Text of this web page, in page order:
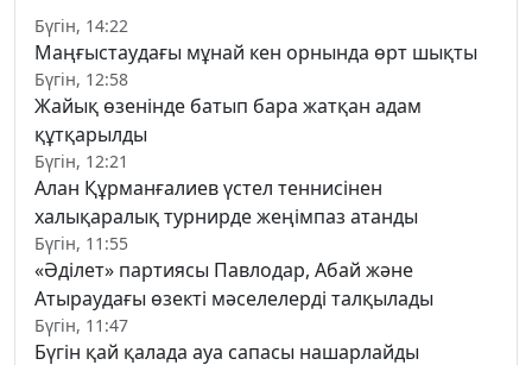
Бүгін, 14:22
Маңғыстаудағы мұнай кен орнында өрт шықты
Бүгін, 12:58
Жайық өзенінде батып бара жатқан адам
құтқарылды
Бүгін, 12:21
Алан Құрманғалиев үстел теннисінен
халықаралық турнирде жеңімпаз атанды
Бүгін, 11:55
«Әділет» партиясы Павлодар, Абай және
Атыраудағы өзекті мәселелерді талқылады
Бүгін, 11:47
Бүгін қай қалада ауа сапасы нашарлайды